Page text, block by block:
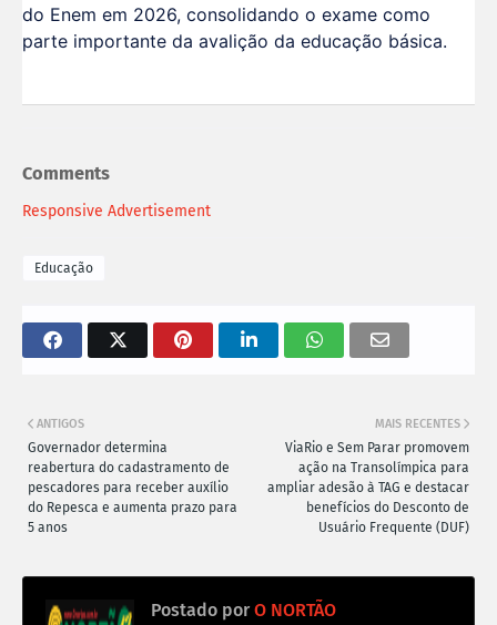
do Enem em 2026, consolidando o exame como
parte importante da avalição da educação básica.
Comments
Responsive Advertisement
Educação
MAIS RECENTES
ViaRio e Sem Parar promovem
ação na Transolímpica para
ampliar adesão à TAG e destacar
benefícios do Desconto de
Usuário Frequente (DUF)
ANTIGOS
Governador determina
reabertura do cadastramento de
pescadores para receber auxílio
do Repesca e aumenta prazo para
5 anos
Postado por O NORTÃO